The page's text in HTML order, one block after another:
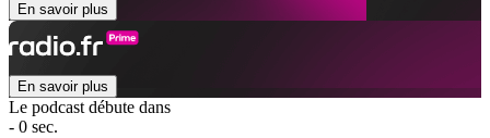
En savoir plus
En savoir plus
Le podcast débute dans
- 0 sec.